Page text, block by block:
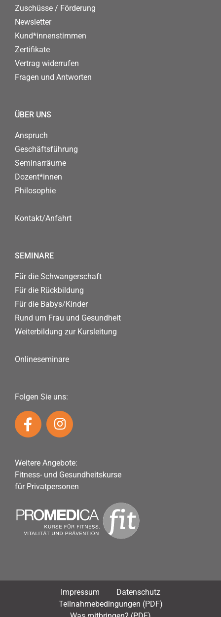
Zuschüsse / Förderung
Newsletter
Kund*innenstimmen
Zertifikate
Vertrag widerrufen
Fragen und Antworten
ÜBER UNS
Anspruch
Geschäftsführung
Seminarräume
Dozent*innen
Philosophie
Kontakt/Anfahrt
SEMINARE
Für die Schwangerschaft
Für die Rückbildung
Für die Babys/Kinder
Rund um Frau und Gesundheit
Weiterbildung zur Kursleitung
Onlineseminare
Folgen Sie uns:
Weitere Angebote:
Fitness- und Gesundheitskurse
für Privatpersonen
Impressum
Datenschutz
Teilnahmebedingungen (PDF)